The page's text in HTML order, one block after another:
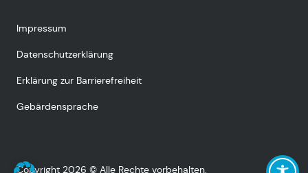
Impressum
Datenschutzerklärung
Erklärung zur Barrierefreiheit
Gebärdensprache
Copyright 2026 © Alle Rechte vorbehalten.